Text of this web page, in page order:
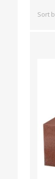
Sort